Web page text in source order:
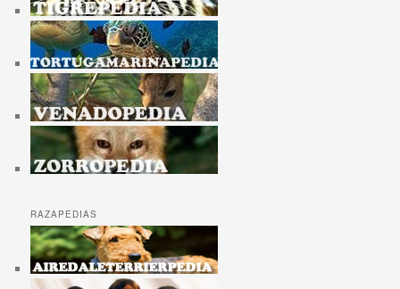
RAZAPEDIAS